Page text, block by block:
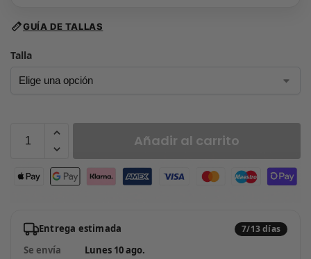
GUÍA DE TALLAS
Talla
Añadir al carrito
Entrega estimada 7/13 días
Se envía
Lunes 10 ago.